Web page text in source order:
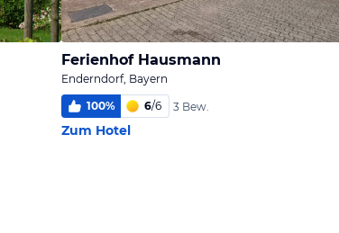
Ferienhof Hausmann
Enderndorf, Bayern
100% 6/6 3 Bew.
Zum Hotel